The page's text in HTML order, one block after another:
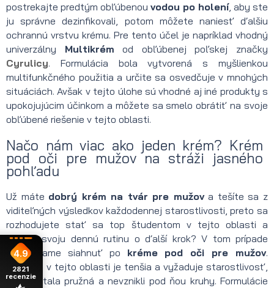
postrekajte predtým obľúbenou vodou po holení, aby ste
ju správne dezinfikovali, potom môžete naniesť ďalšiu
ochrannú vrstvu krému. Pre tento účel je napríklad vhodný
univerzálny Multikrém od obľúbenej poľskej značky
Cyrulicy. Formulácia bola vytvorená s myšlienkou
multifunkčného použitia a určite sa osvedčuje v mnohých
situáciách. Avšak v tejto úlohe sú vhodné aj iné produkty s
upokojujúcim účinkom a môžete sa smelo obrátiť na svoje
obľúbené riešenie v tejto oblasti.
Načo nám viac ako jeden krém? Krém
pod oči pre mužov na stráži jasného
pohľadu
Už máte dobrý krém na tvár pre mužova tešíte sa z
viditeľných výsledkov každodennej starostlivosti, preto sa
rozhodujete stať sa top študentom v tejto oblasti a
rozšíriť svoju dennú rutinu o ďalší krok? V tom prípade
odporúčame siahnuť po kréme pod oči pre mužov.
Pokožka v tejto oblasti je tenšia a vyžaduje starostlivosť,
aby zostala pružná a nevznikli pod ňou kruhy. Formulácie
4.9
2821
recenzie